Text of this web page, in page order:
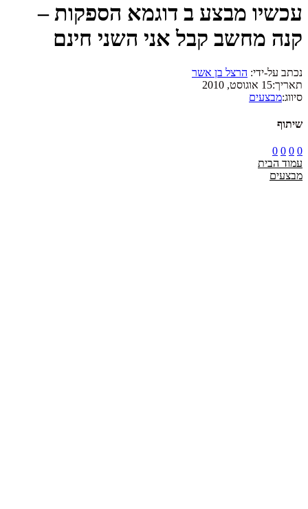
עכשיו מבצע ב דוגמא הספקות –
קנה מחשב קבל אני השני חינם
נכתב על-ידי: הרצל בן אשר
תאריך:15 אוגוסט, 2010
סיווג:מבצעים
שיתוף
0
0
0
0
עמוד הבית
מבצעים